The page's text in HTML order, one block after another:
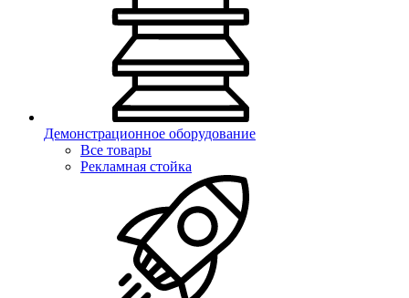
Демонстрационное оборудование
Все товары
Рекламная стойка